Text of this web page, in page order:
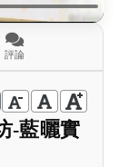
評論
-藍曬實